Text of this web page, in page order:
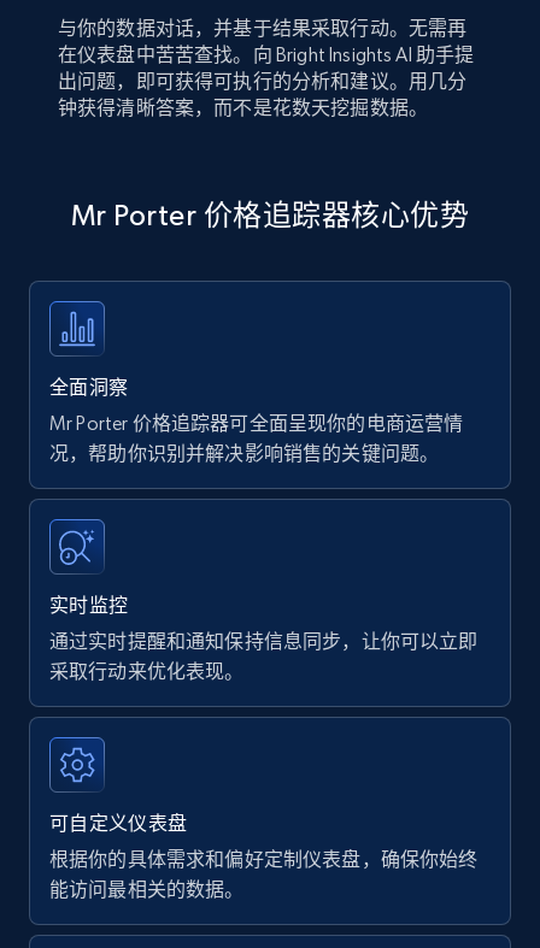
与你的数据对话，并基于结果采取行动。无需再
在仪表盘中苦苦查找。向 Bright Insights AI 助手提
出问题，即可获得可执行的分析和建议。用几分
钟获得清晰答案，而不是花数天挖掘数据。
Mr Porter 价格追踪器核心优势
全面洞察
Mr Porter 价格追踪器可全面呈现你的电商运营情
况，帮助你识别并解决影响销售的关键问题。
实时监控
通过实时提醒和通知保持信息同步，让你可以立即
采取行动来优化表现。
可自定义仪表盘
根据你的具体需求和偏好定制仪表盘，确保你始终
能访问最相关的数据。